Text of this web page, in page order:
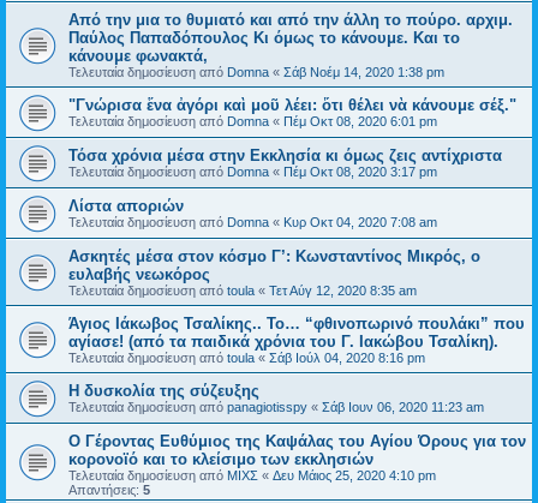
Από την μια το θυμιατό και από την άλλη το πούρο. αρχιμ.
Παύλος Παπαδόπουλος Κι όμως το κάνουμε. Και το
κάνουμε φωνακτά,
Τελευταία δημοσίευση από Domna « Σάβ Νοέμ 14, 2020 1:38 pm
"Γνώρισα ἕνα ἀγόρι καὶ μοῦ λέει: ὅτι θέλει νὰ κάνουμε σέξ."
Τελευταία δημοσίευση από Domna « Πέμ Οκτ 08, 2020 6:01 pm
Τόσα χρόνια μέσα στην Εκκλησία κι όμως ζεις αντίχριστα
Τελευταία δημοσίευση από Domna « Πέμ Οκτ 08, 2020 3:17 pm
Λίστα αποριών
Τελευταία δημοσίευση από Domna « Κυρ Οκτ 04, 2020 7:08 am
Ασκητές μέσα στον κόσμο Γ’: Κωνσταντίνος Μικρός, ο
ευλαβής νεωκόρος
Τελευταία δημοσίευση από toula « Τετ Αύγ 12, 2020 8:35 am
Άγιος Ιάκωβος Τσαλίκης.. Το… “φθινοπωρινό πουλάκι” που
αγίασε! (από τα παιδικά χρόνια του Γ. Ιακώβου Τσαλίκη).
Τελευταία δημοσίευση από toula « Σάβ Ιούλ 04, 2020 8:16 pm
Η δυσκολία της σύζευξης
Τελευταία δημοσίευση από panagiotisspy « Σάβ Ιουν 06, 2020 11:23 am
Ο Γέροντας Ευθύμιος της Καψάλας του Αγίου Όρους για τον
κορονοϊό και το κλείσιμο των εκκλησιών
Τελευταία δημοσίευση από ΜΙΧΣ « Δευ Μάιος 25, 2020 4:10 pm
Απαντήσεις: 5